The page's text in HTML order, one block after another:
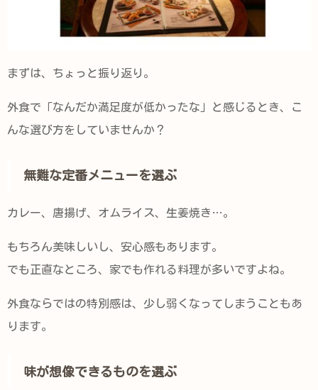
まずは、ちょっと振り返り。
外食で「なんだか満足度が低かったな」と感じるとき、こ
んな選び方をしていませんか？
無難な定番メニューを選ぶ
カレー、唐揚げ、オムライス、生姜焼き…。
もちろん美味しいし、安心感もあります。
でも正直なところ、家でも作れる料理が多いですよね。
外食ならではの特別感は、少し弱くなってしまうこともあ
ります。
味が想像できるものを選ぶ